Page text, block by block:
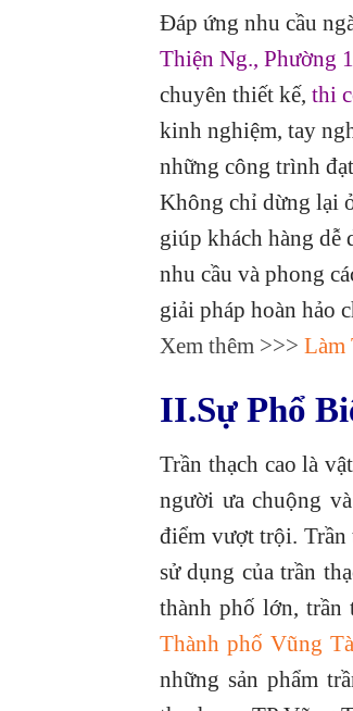
Đáp ứng nhu cầu
Thiện Ng., Phường
chuyên thiết kế, thi
kinh nghiệm, tay
những công trình
Không chỉ dừng lại
giúp khách hàng dễ
nhu cầu và phong
giải pháp hoàn hảo
Xem thêm >>> Làm
II.Sự Phổ
Trần thạch cao là
người ưa chuộng
điểm vượt trội. Trần
sử dụng của trần
thành phố lớn, trần
Thành phố Vũng
những sản phẩm